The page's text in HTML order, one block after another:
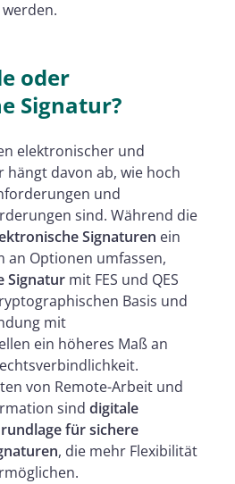
oder
Signatur?
elektronischer und
hängt davon ab, wie hoch
und
sind. Während die
Signaturen ein
an Optionen umfassen,
Signatur mit FES und QES
Basis und
mit
ein höheres Maß an
von Remote-Arbeit und
sind digitale
für sichere
, die mehr Flexibilität